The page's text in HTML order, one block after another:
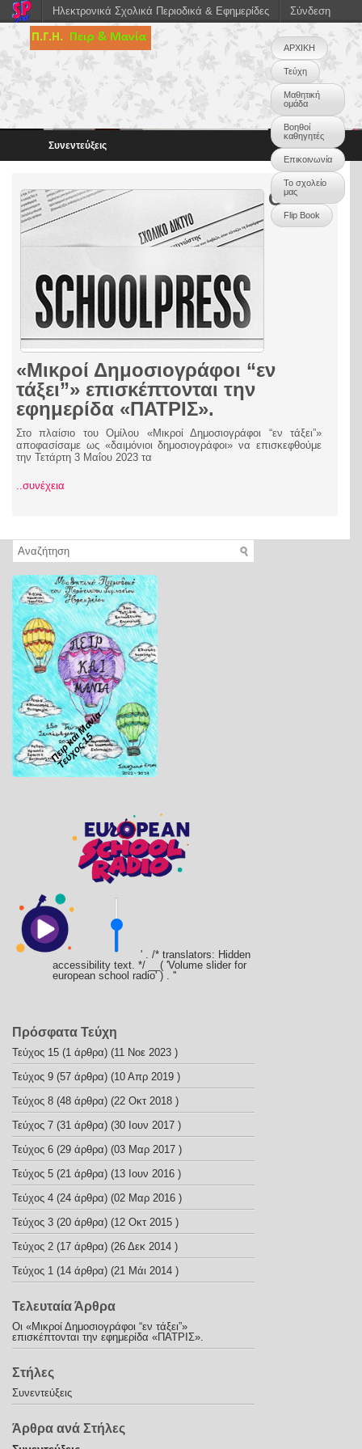
ΑΡΧΙΚΗ
Τεύχη
Μαθητική
ομάδα
Βοηθοί
καθηγητές
Επικοινωνία
Το σχολείο
μας
Flip Book
Συνεντεύξεις
Οι
«Μικροί Δημοσιογράφοι “εν
τάξει”» επισκέπτονται την
εφημερίδα «ΠΑΤΡΙΣ».
Στο πλαίσιο του Ομίλου «Μικροί Δημοσιογράφοι “εν τάξει”»
αποφασίσαμε ως «δαιμόνιοι δημοσιογράφοι» να επισκεφθούμε
την Τετάρτη 3 Μαΐου 2023 τα
..συνέχεια
Πειρ και Μανία
Τεύχος 15
' . /* translators: Hidden
accessibility text. */ __( 'Volume slider for
european school radio' ) . ''
Πρόσφατα Τεύχη
Τεύχος 15 (1 άρθρα) (11 Νοε 2023 )
Τεύχος 9 (57 άρθρα) (10 Απρ 2019 )
Τεύχος 8 (48 άρθρα) (22 Οκτ 2018 )
Τεύχος 7 (31 άρθρα) (30 Ιουν 2017 )
Τεύχος 6 (29 άρθρα) (03 Μαρ 2017 )
Τεύχος 5 (21 άρθρα) (13 Ιουν 2016 )
Τεύχος 4 (24 άρθρα) (02 Μαρ 2016 )
Τεύχος 3 (20 άρθρα) (12 Οκτ 2015 )
Τεύχος 2 (17 άρθρα) (26 Δεκ 2014 )
Τεύχος 1 (14 άρθρα) (21 Μάι 2014 )
Τελευταία Άρθρα
Οι «Μικροί Δημοσιογράφοι “εν τάξει”»
επισκέπτονται την εφημερίδα «ΠΑΤΡΙΣ».
Στήλες
Συνεντεύξεις
Άρθρα ανά Στήλες
Ηλεκτρονικά Σχολικά Περιοδικά & Εφημερίδες Σύνδεση